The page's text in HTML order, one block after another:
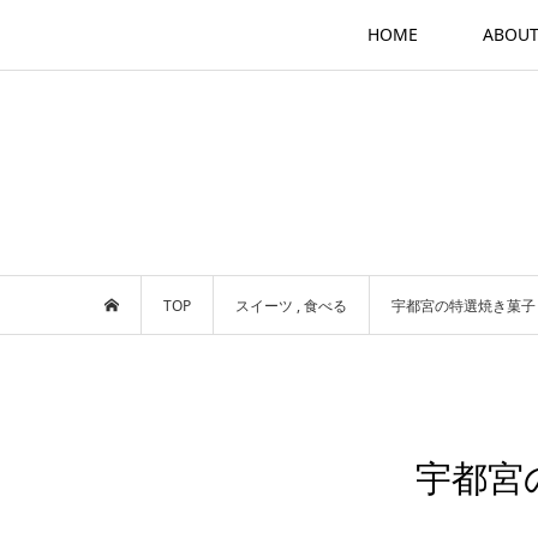
HOME ABOUT
TOP スイーツ ,食べる 宇都宮の特選焼き菓子
宇都宮